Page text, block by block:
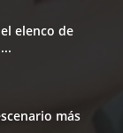
elenco de
más